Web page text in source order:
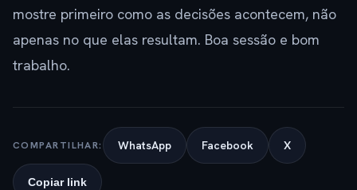
mostre primeiro como as decisões acontecem, não
apenas no que elas resultam. Boa sessão e bom
trabalho.
COMPARTILHAR: WhatsApp Facebook X
Copiar link